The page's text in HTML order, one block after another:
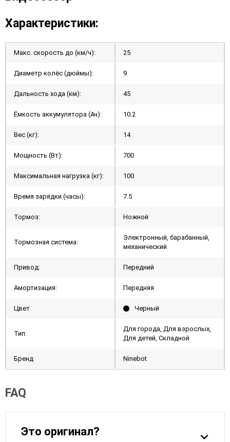
Характеристики:
Макс. скорость до (км/ч): 25
Диаметр колёс (дюймы): 9
Дальность хода (км): 45
Ёмкость аккумулятора (Ач): 10.2
Вес (кг): 14
Мощность (Вт): 700
Максимальная нагрузка (кг): 100
Время зарядки (часы): 7.5
Тормоз: Ножной
Тормозная система:
Электронный, барабанный,
механический
Привод: Передний
Амортизация: Передняя
Цвет Черный
Тип:
Для города, Для взрослых,
Для детей, Складной
Бренд Ninebot
FAQ
Это оригинал?